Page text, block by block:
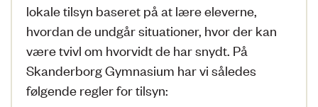
lokale tilsyn baseret på at lære eleverne,
hvordan de undgår situationer, hvor der kan
være tvivl om hvorvidt de har snydt. På
Skanderborg Gymnasium har vi således
følgende regler for tilsyn: